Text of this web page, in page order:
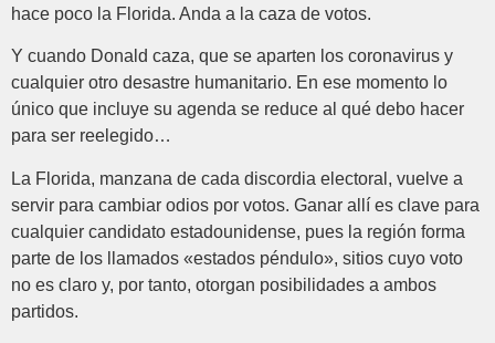
hace poco la Florida. Anda a la caza de votos.
Y cuando Donald caza, que se aparten los coronavirus y
cualquier otro desastre humanitario. En ese momento lo
único que incluye su agenda se reduce al qué debo hacer
para ser reelegido…
La Florida, manzana de cada discordia electoral, vuelve a
servir para cambiar odios por votos. Ganar allí es clave para
cualquier candidato estadounidense, pues la región forma
parte de los llamados «estados péndulo», sitios cuyo voto
no es claro y, por tanto, otorgan posibilidades a ambos
partidos.